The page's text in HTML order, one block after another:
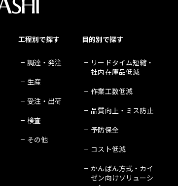
工程別で探す
調達・発注
生産
受注・出荷
検査
その他
目的別で探す
リードタイム短縮・
社内在庫品低減
作業工数低減
品質向上・ミス防止
予防保全
コスト低減
かんばん方式・カイ
ゼン向けソリューシ